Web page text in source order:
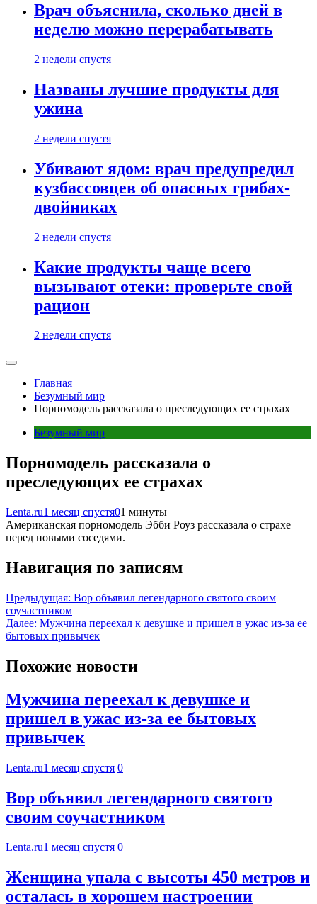
Врач объяснила, сколько дней в
неделю можно перерабатывать
2 недели спустя
Названы лучшие продукты для
ужина
2 недели спустя
Убивают ядом: врач предупредил
кузбассовцев об опасных грибах-
двойниках
2 недели спустя
Какие продукты чаще всего
вызывают отеки: проверьте свой
рацион
2 недели спустя
Главная
Безумный мир
Порномодель рассказала о преследующих ее страхах
Безумный мир
Порномодель рассказала о
преследующих ее страхах
Lenta.ru1 месяц спустя01 минуты
Американская порномодель Эбби Роуз рассказала о страхе
перед новыми соседями.
Навигация по записям
Предыдущая: Вор объявил легендарного святого своим
соучастником
Далее: Мужчина переехал к девушке и пришел в ужас из-за ее
бытовых привычек
Похожие новости
Мужчина переехал к девушке и
пришел в ужас из-за ее бытовых
привычек
Lenta.ru1 месяц спустя 0
Вор объявил легендарного святого
своим соучастником
Lenta.ru1 месяц спустя 0
Женщина упала с высоты 450 метров и
осталась в хорошем настроении